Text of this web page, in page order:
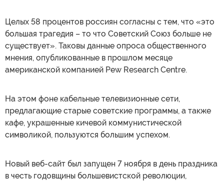
Целых 58 процентов россиян согласны с тем, что «это
большая трагедия – то что Советский Союз больше не
существует». Таковы данные опроса общественного
мнения, опубликованные в прошлом месяце
американской компанией Pew Research Centre.
На этом фоне кабельные телевизионные сети,
предлагающие старые советские программы, а также
кафе, украшенные кичевой коммунистической
символикой, пользуются большим успехом.
Новый веб-сайт был запущен 7 ноября в день праздника
в честь годовщины большевистской революции,